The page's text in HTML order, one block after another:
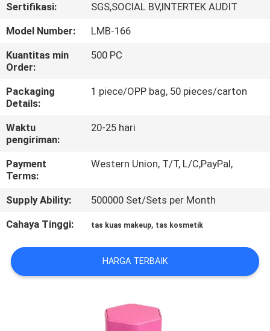
TUR
PABRIK
KONTROL
KUALITAS
SITEMAP
PRIVACY
POLICY
Sertifikasi:
SGS,SOCIAL BV,INTERTEK AUDIT
Model Number:
LMB-166
Kuantitas min
Order:
500 PC
Packaging
Details:
1 piece/OPP bag, 50 pieces/carton
Waktu
pengiriman:
20-25 hari
Payment
Terms:
Western Union, T/T, L/C,PayPal,
Supply Ability:
500000 Set/Sets per Month
Cahaya Tinggi:
tas kuas makeup, tas kosmetik
HARGA TERBAIK